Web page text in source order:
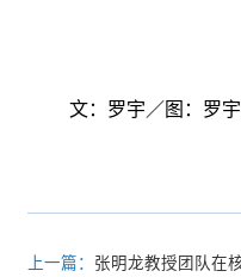
文：罗宇／图：罗
上一篇： 张明龙教授团队在